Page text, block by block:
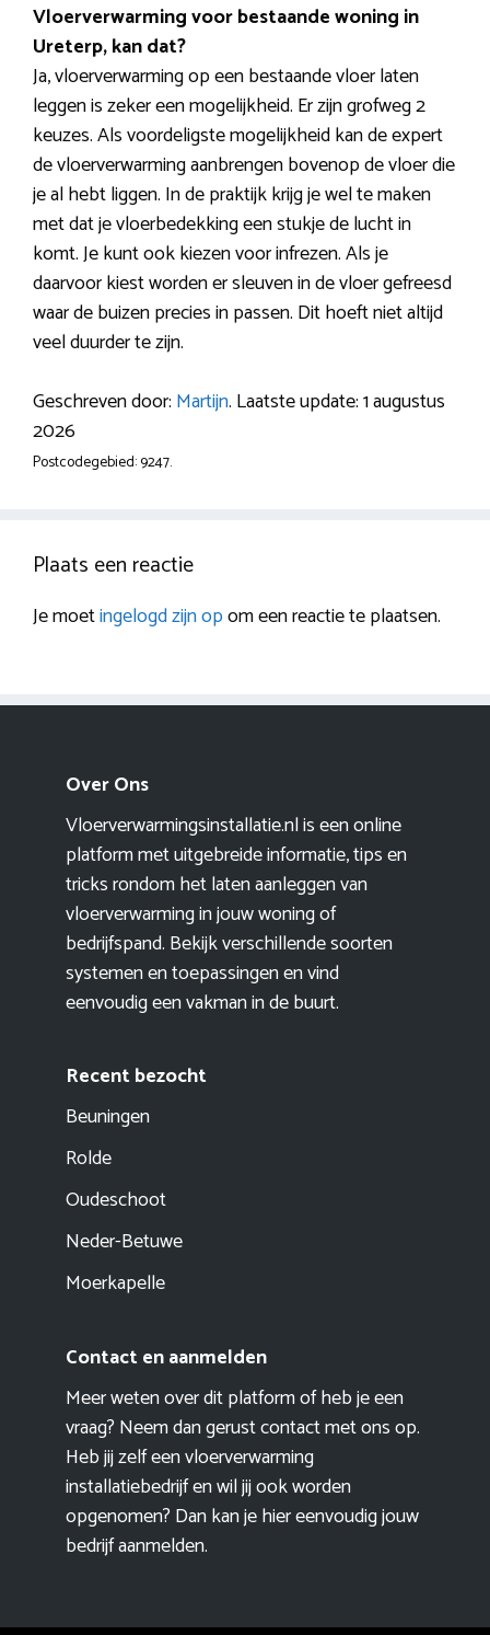
Vloerverwarming voor bestaande woning in
Ureterp, kan dat?
Ja, vloerverwarming op een bestaande vloer laten
leggen is zeker een mogelijkheid. Er zijn grofweg 2
keuzes. Als voordeligste mogelijkheid kan de expert
de vloerverwarming aanbrengen bovenop de vloer die
je al hebt liggen. In de praktijk krijg je wel te maken
met dat je vloerbedekking een stukje de lucht in
komt. Je kunt ook kiezen voor infrezen. Als je
daarvoor kiest worden er sleuven in de vloer gefreesd
waar de buizen precies in passen. Dit hoeft niet altijd
veel duurder te zijn.
Geschreven door: Martijn. Laatste update: 1 augustus
2026
Postcodegebied: 9247.
Plaats een reactie
Je moetingelogd zijn opom een reactie te plaatsen.
Over Ons
Vloerverwarmingsinstallatie.nl is een online
platform met uitgebreide informatie, tips en
tricks rondom het laten aanleggen van
vloerverwarming in jouw woning of
bedrijfspand. Bekijk verschillende soorten
systemen en toepassingen en vind
eenvoudig een vakman in de buurt.
Recent bezocht
Beuningen
Rolde
Oudeschoot
Neder-Betuwe
Moerkapelle
Contact en aanmelden
Meer weten over dit platform of heb je een
vraag? Neem dan gerust contact met ons op.
Heb jij zelf een vloerverwarming
installatiebedrijf en wil jij ook worden
opgenomen? Dan kan je hier eenvoudigjouw
bedrijf aanmelden.